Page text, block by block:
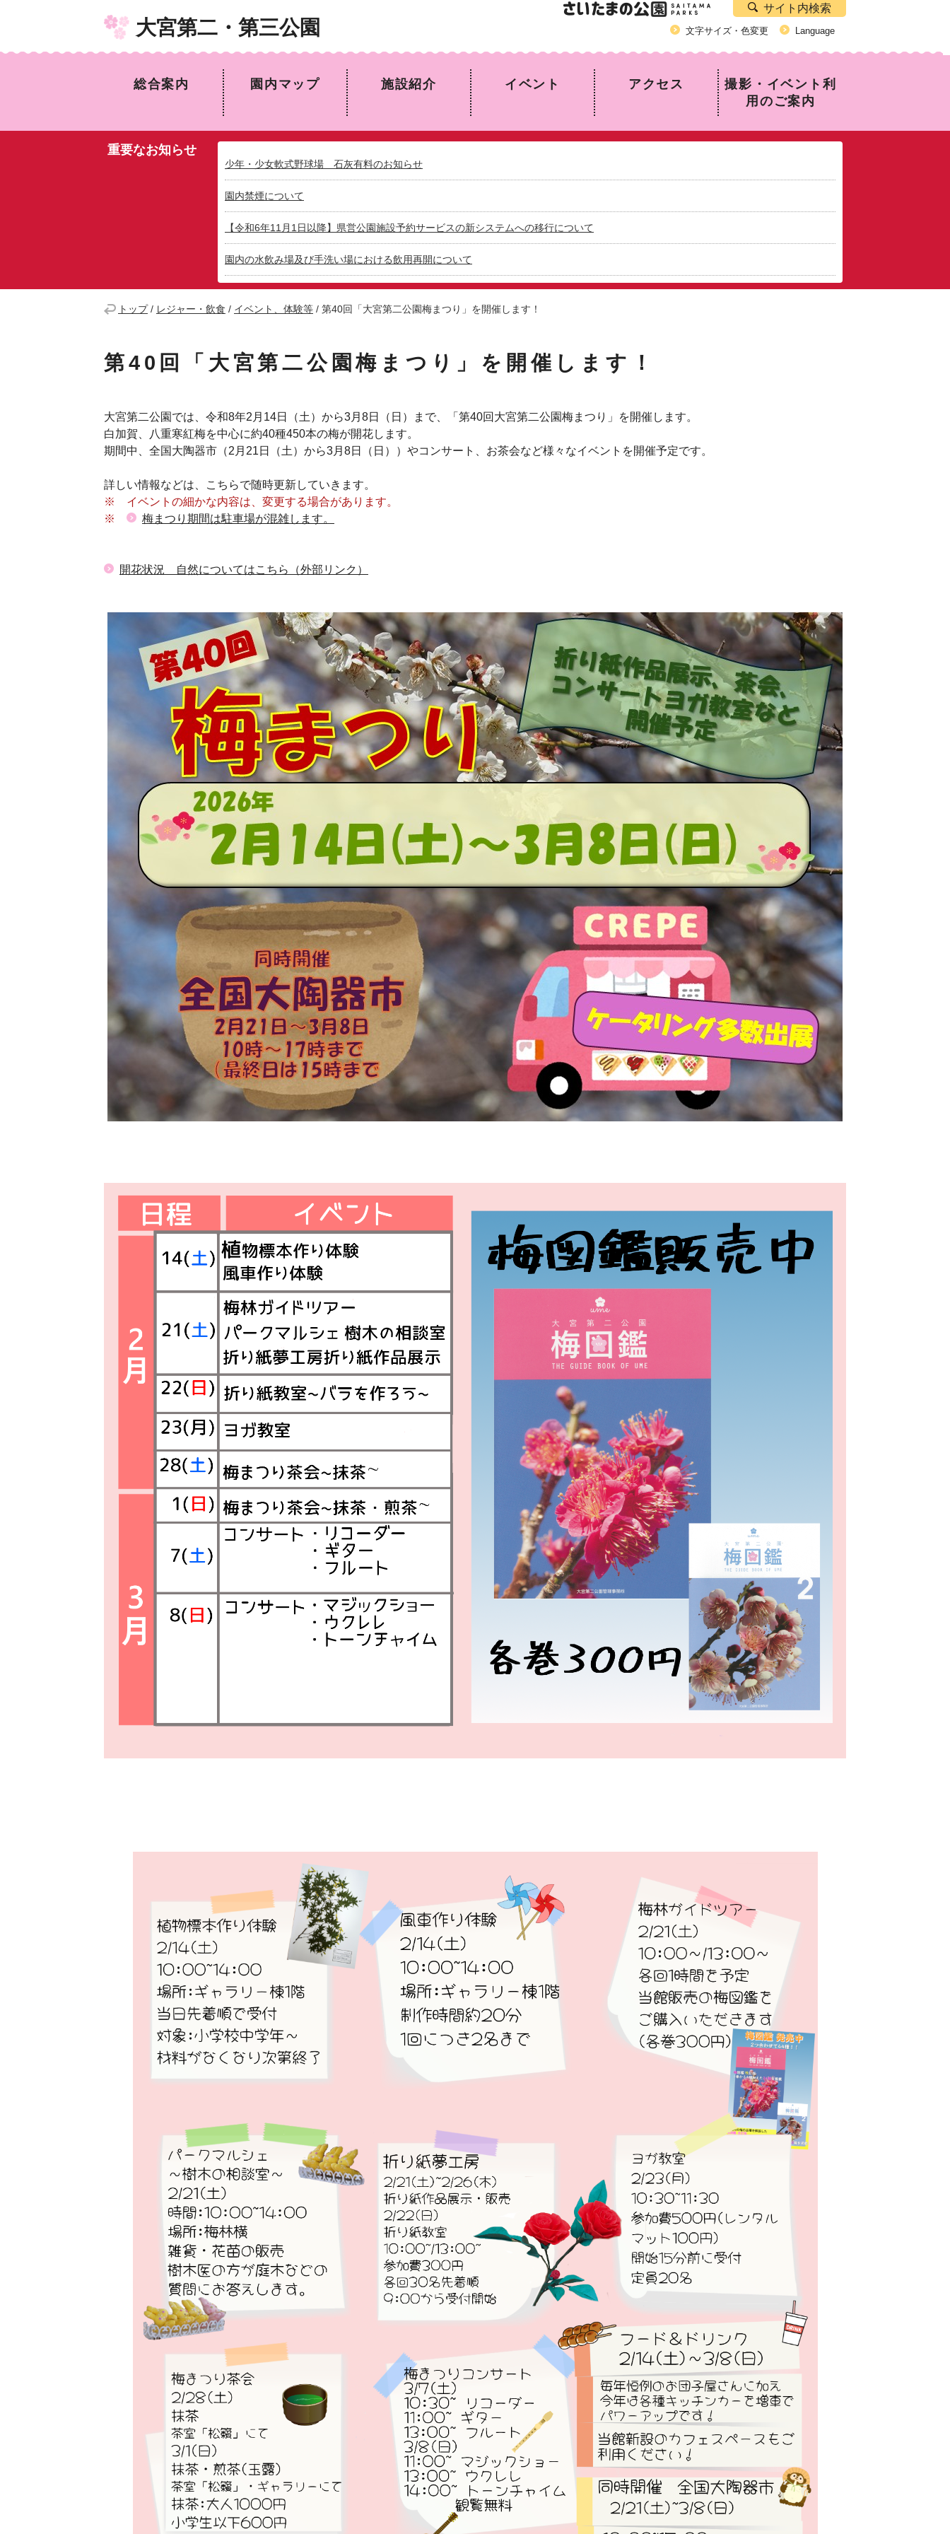
大宮第二・第三公園
サイト内検索
文字サイズ・色変更 Language
総合案内 園内マップ 施設紹介 イベント アクセス
撮影・イベント利
用のご案内
重要なお知らせ
少年・少女軟式野球場 石灰有料のお知らせ
園内禁煙について
【令和6年11月1日以降】県営公園施設予約サービスの新システムへの移行について
園内の水飲み場及び手洗い場における飲用再開について
トップ/ レジャー・飲食 / イベント、体験等 / 第40回「大宮第二公園梅まつり」を開催します！
第40回「大宮第二公園梅まつり」を開催します！
大宮第二公園では、令和8年2月14日（土）から3月8日（日）まで、「第40回大宮第二公園梅まつり」を開催します。
白加賀、八重寒紅梅を中心に約40種450本の梅が開花します。
期間中、全国大陶器市（2月21日（土）から3月8日（日））やコンサート、お茶会など様々なイベントを開催予定です。
詳しい情報などは、こちらで随時更新していきます。
※ イベントの細かな内容は、変更する場合があります。
※
梅まつり期間は駐車場が混雑します。
開花状況 自然についてはこちら（外部リンク）